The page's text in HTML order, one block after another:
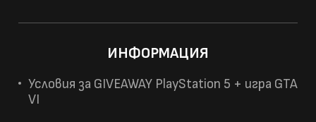
ИНФОРМАЦИЯ
Условия за GIVEAWAY PlayStation 5 + игра GTA
VI